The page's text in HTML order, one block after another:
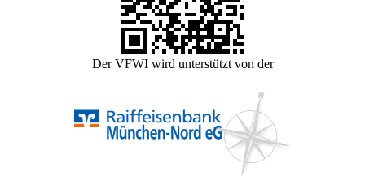
Der VFWI wird unterstützt von der